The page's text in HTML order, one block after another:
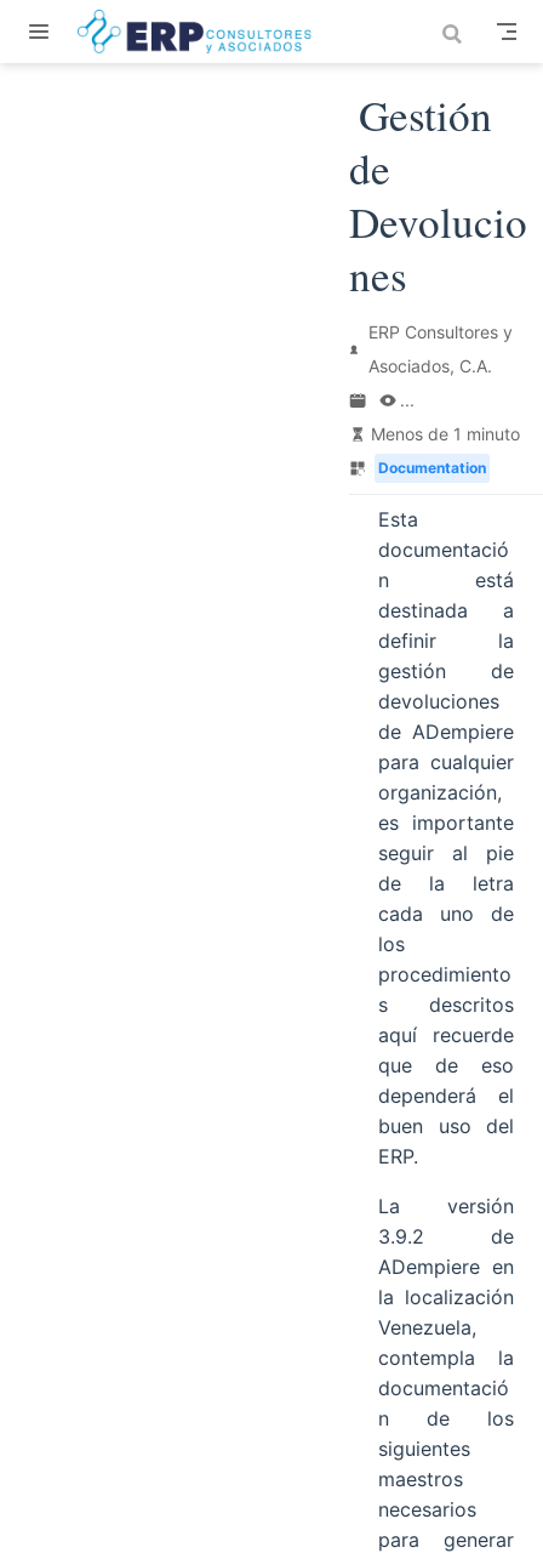
Saltar al contenido principal
Gestión
de
Devolucio
nes
ERP Consultores y
Asociados, C.A.
...
Menos de 1 minuto
Documentation
Esta
documentació
n está
destinada a
definir la
gestión de
devoluciones
de ADempiere
para cualquier
organización,
es importante
seguir al pie
de la letra
cada uno de
los
procedimiento
s descritos
aquí recuerde
que de eso
dependerá el
buen uso del
ERP.
La versión
3.9.2 de
ADempiere en
la localización
Venezuela,
contempla la
documentació
n de los
siguientes
maestros
necesarios
para generar